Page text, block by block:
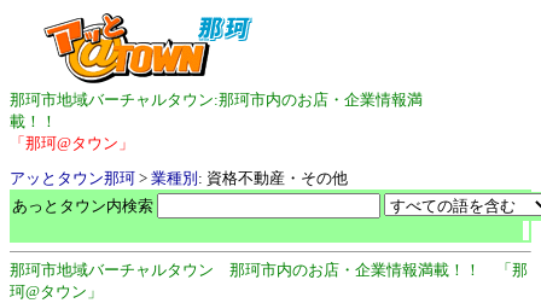
那珂市地域バーチャルタウン:那珂市内のお店・企業情報満
載！！
「那珂@タウン」
アッとタウン那珂 > 業種別 : 資格不動産・その他
あっとタウン内検索
那珂市地域バーチャルタウン 那珂市内のお店・企業情報満載！！ 「那
珂@タウン」